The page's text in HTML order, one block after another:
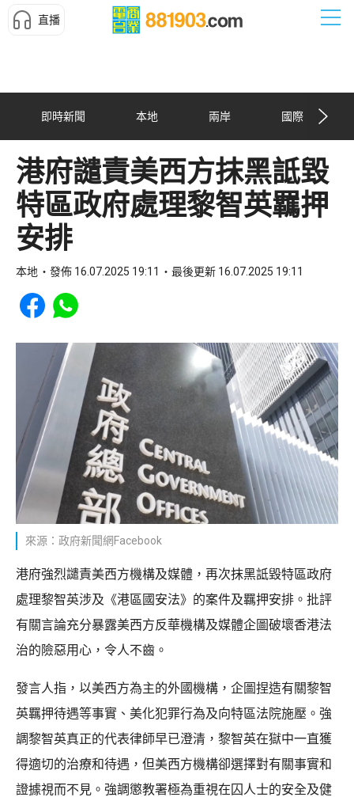
直播
即時新聞 本地 兩岸 國際
港府譴責美西方抹黑詆毀
特區政府處理黎智英羈押
安排
本地 發佈 16.07.2025 19:11 最後更新 16.07.2025 19:11
Share to Facebook
Share to WhatsApp
來源：政府新聞網Facebook
港府強烈譴責美西方機構及媒體，再次抹黑詆毀特區政府
處理黎智英涉及《港區國安法》的案件及羈押安排。批評
有關言論充分暴露美西方反華機構及媒體企圖破壞香港法
治的險惡用心，令人不齒。
發言人指，以美西方為主的外國機構，企圖捏造有關黎智
英羈押待遇等事實、美化犯罪行為及向特區法院施壓。強
調黎智英真正的代表律師早已澄清，黎智英在獄中一直獲
得適切的治療和待遇，但美西方機構卻選擇對有關事實和
證據視而不見。強調懲教署極為重視在囚人士的安全及健